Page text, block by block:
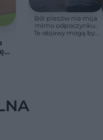
Ból pleców nie mija
mimo odpoczynku.
Te objawy mogą być